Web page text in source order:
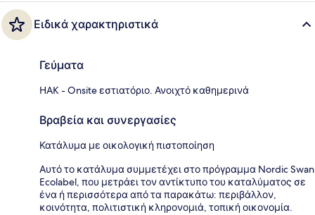
Ειδικά χαρακτηριστικά
Γεύματα
HAK - Onsite εστιατόριο. Ανοιχτό καθημερινά
Βραβεία και συνεργασίες
Κατάλυμα με οικολογική πιστοποίηση
Αυτό το κατάλυμα συμμετέχει στο πρόγραμμα Nordic Swan
Ecolabel, που μετράει τον αντίκτυπο του καταλύματος σε
ένα ή περισσότερα από τα παρακάτω: περιβάλλον,
κοινότητα, πολιτιστική κληρονομιά, τοπική οικονομία.